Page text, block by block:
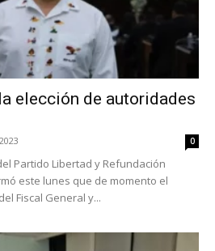
elección de autoridades
0
Partido Libertad y Refundación
este lunes que de momento el
Fiscal General y...